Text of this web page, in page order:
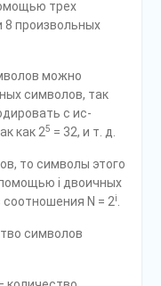
трех
8 произвольных
можно
символов, так
с ис­
как 25 = 32, и т. д.
то символы этого
i двоичных
N = 2i.
символов